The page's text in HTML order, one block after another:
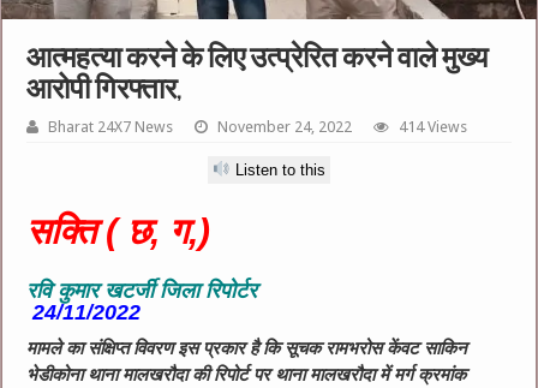
आत्महत्या करने के लिए उत्प्रेरित करने वाले मुख्य
आरोपी गिरफ्तार,
Bharat 24X7 News November 24, 2022 414 Views
Listen to this
सक्ति ( छ, ग,)
रवि कुमार खटर्जी जिला रिपोर्टर
24/11/2022
मामले का संक्षिप्त विवरण इस प्रकार है कि सूचक रामभरोस केंवट साकिन
भेडीकोना थाना मालखरौदा की रिपोर्ट पर थाना मालखरौदा में मर्ग क्रमांक